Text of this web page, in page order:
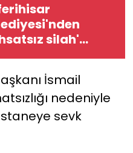
silah'
yanıt:
asılsızdır"
İsmail
nedeniyle
sevk